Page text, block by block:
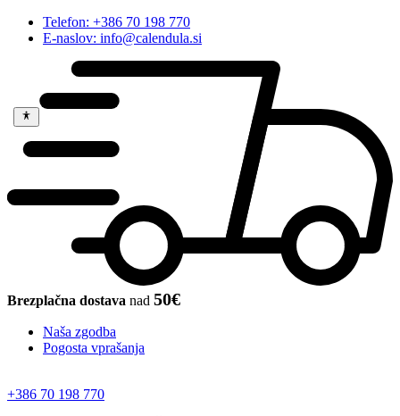
Telefon: +386 70 198 770
E-naslov: info@calendula.si
Brezplačna dostava nad 50€
Naša zgodba
Pogosta vprašanja
+386 70 198 770